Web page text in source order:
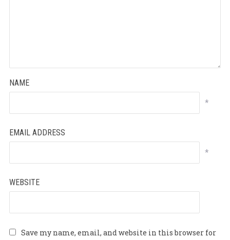
NAME
*
EMAIL ADDRESS
*
WEBSITE
Save my name, email, and website in this browser for